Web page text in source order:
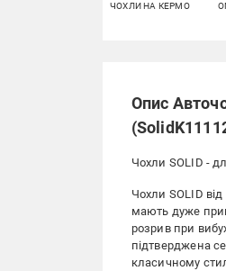
ЧОХЛИ НА КЕРМО
Опис
Чохли SOLID -
Чохли SOLID
мають дуже
розрив при
підтверджена
класичному